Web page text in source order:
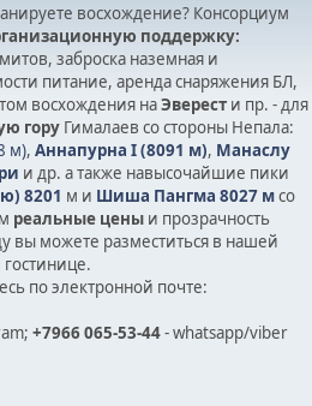
восхождение? Консорциум
поддержку:
заброска наземная и
питание, аренда снаряжения БЛ,
восхождения наЭверест и пр. - для
гору Гималаев со стороны Непала:
м), Аннапурна I (8091 м), Манаслу
и др. а также навысочайшие пики
8201 м и Шиша Пангма 8027 мсо
реальные цены и прозрачность
вы можете разместиться в нашей
по электронной почте:
+7966 065-53-44- whatsapp/viber